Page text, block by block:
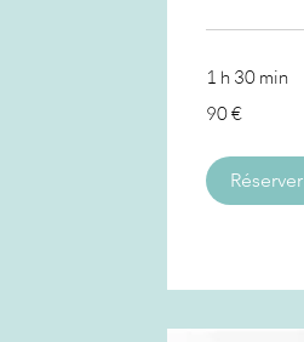
1 h 30 min
euros
90 €
Réserver